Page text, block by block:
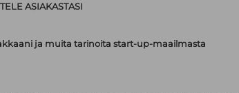
ASIAKASTASI
ja muita tarinoita start-up-maailmasta